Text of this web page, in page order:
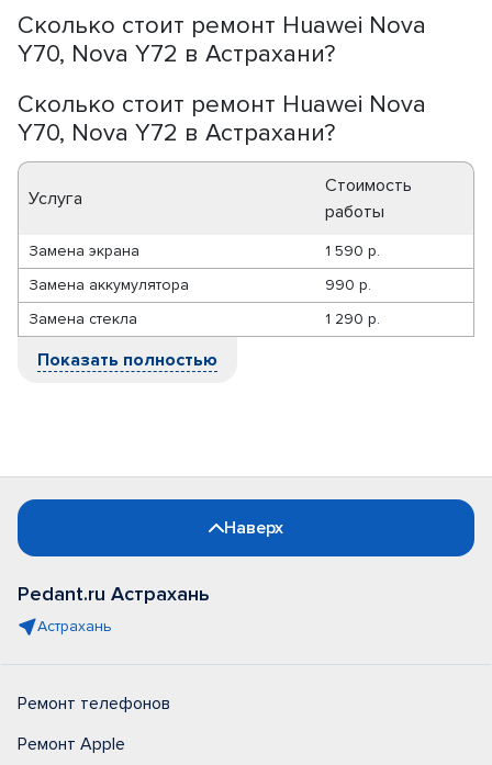
Сколько стоит ремонт Huawei Nova
Y70, Nova Y72 в Астрахани?
Сколько стоит ремонт Huawei Nova
Y70, Nova Y72 в Астрахани?
Услуга
Стоимость
работы
Замена экрана
1 590 р.
Замена аккумулятора
990 р.
Замена стекла
1 290 р.
Показать полностью
Наверх
Pedant.ru Астрахань
Астрахань
Ремонт телефонов
Ремонт Apple